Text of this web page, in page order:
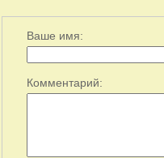
Ваше имя:
Комментарий: